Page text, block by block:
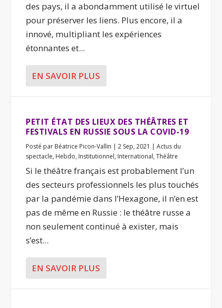
des pays, il a abondamment utilisé le virtuel
pour préserver les liens. Plus encore, il a
innové, multipliant les expériences
étonnantes et...
EN SAVOIR PLUS
PETIT ÉTAT DES LIEUX DES THÉÂTRES ET
FESTIVALS EN RUSSIE SOUS LA COVID-19
Posté par Béatrice Picon-Vallin |2 Sep, 2021 |Actus du
spectacle, Hebdo, Institutionnel, International,Théâtre
Si le théâtre français est probablement l’un
des secteurs professionnels les plus touchés
par la pandémie dans l’Hexagone, il n’en est
pas de même en Russie : le théâtre russe a
non seulement continué à exister, mais
s’est...
EN SAVOIR PLUS